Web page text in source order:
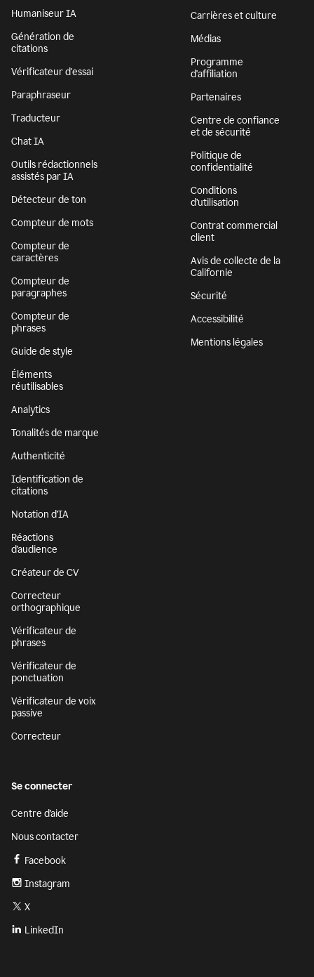
Humaniseur IA
Génération de
citations
Vérificateur d'essai
Paraphraseur
Traducteur
Chat IA
Outils rédactionnels
assistés par IA
Détecteur de ton
Compteur de mots
Compteur de
caractères
Compteur de
paragraphes
Compteur de
phrases
Guide de style
Éléments
réutilisables
Analytics
Tonalités de marque
Authenticité
Identification de
citations
Notation d’IA
Réactions
d’audience
Créateur de CV
Correcteur
orthographique
Vérificateur de
phrases
Vérificateur de
ponctuation
Vérificateur de voix
passive
Correcteur
Carrières et culture
Médias
Programme
d'affiliation
Partenaires
Centre de confiance
et de sécurité
Politique de
confidentialité
Conditions
d’utilisation
Contrat commercial
client
Avis de collecte de la
Californie
Sécurité
Accessibilité
Mentions légales
Se connecter
Centre d’aide
Nous contacter
Facebook
Instagram
X
LinkedIn